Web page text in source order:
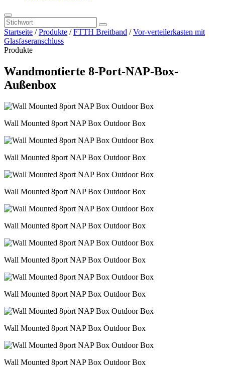
Startseite /Produkte /FTTH Breitband /Vor-verteilerkasten mit
Glasfaseranschluss
Produkte
Wandmontierte 8-Port-NAP-Box-
Außenbox
Wall Mounted 8port NAP Box Outdoor Box
Wall Mounted 8port NAP Box Outdoor Box
Wall Mounted 8port NAP Box Outdoor Box
Wall Mounted 8port NAP Box Outdoor Box
Wall Mounted 8port NAP Box Outdoor Box
Wall Mounted 8port NAP Box Outdoor Box
Wall Mounted 8port NAP Box Outdoor Box
Wall Mounted 8port NAP Box Outdoor Box